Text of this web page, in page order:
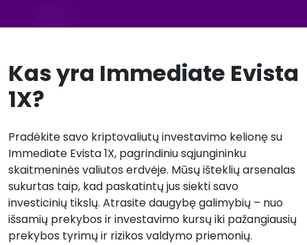
Kas yra Immediate Evista
1X?
Pradėkite savo kriptovaliutų investavimo kelionę su
Immediate Evista 1X, pagrindiniu sąjungininku
skaitmeninės valiutos erdvėje. Mūsų išteklių arsenalas
sukurtas taip, kad paskatintų jus siekti savo
investicinių tikslų. Atrasite daugybę galimybių – nuo
išsamių prekybos ir investavimo kursų iki pažangiausių
prekybos tyrimų ir rizikos valdymo priemonių.